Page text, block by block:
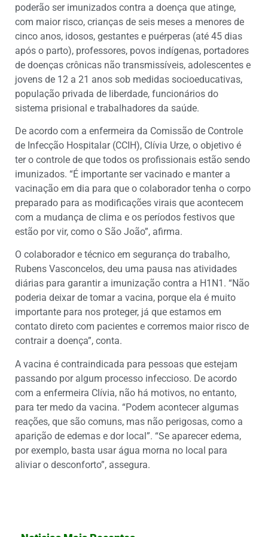
poderão ser imunizados contra a doença que atinge,
com maior risco, crianças de seis meses a menores de
cinco anos, idosos, gestantes e puérperas (até 45 dias
após o parto), professores, povos indígenas, portadores
de doenças crônicas não transmissíveis, adolescentes e
jovens de 12 a 21 anos sob medidas socioeducativas,
população privada de liberdade, funcionários do
sistema prisional e trabalhadores da saúde.
De acordo com a enfermeira da Comissão de Controle
de Infecção Hospitalar (CCIH), Clívia Urze, o objetivo é
ter o controle de que todos os profissionais estão sendo
imunizados. “É importante ser vacinado e manter a
vacinação em dia para que o colaborador tenha o corpo
preparado para as modificações virais que acontecem
com a mudança de clima e os períodos festivos que
estão por vir, como o São João”, afirma.
O colaborador e técnico em segurança do trabalho,
Rubens Vasconcelos, deu uma pausa nas atividades
diárias para garantir a imunização contra a H1N1. “Não
poderia deixar de tomar a vacina, porque ela é muito
importante para nos proteger, já que estamos em
contato direto com pacientes e corremos maior risco de
contrair a doença”, conta.
A vacina é contraindicada para pessoas que estejam
passando por algum processo infeccioso. De acordo
com a enfermeira Clívia, não há motivos, no entanto,
para ter medo da vacina. “Podem acontecer algumas
reações, que são comuns, mas não perigosas, como a
aparição de edemas e dor local”. “Se aparecer edema,
por exemplo, basta usar água morna no local para
aliviar o desconforto”, assegura.